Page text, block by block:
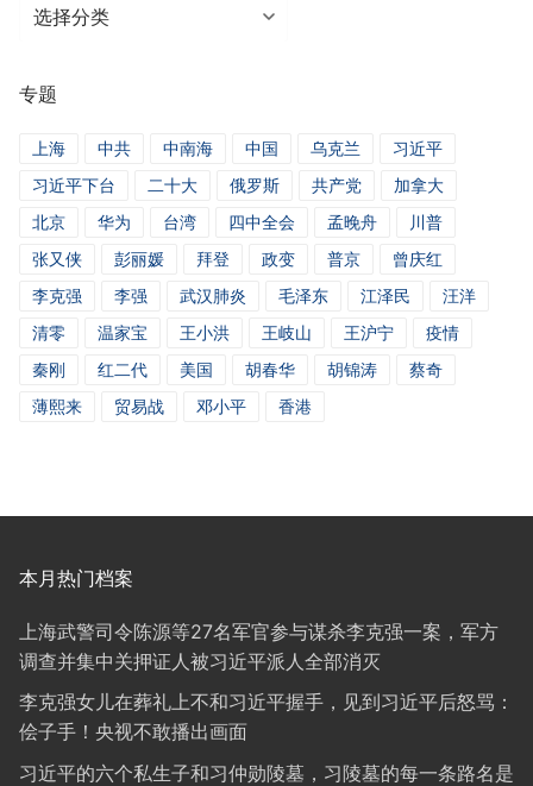
分
闻
专题
上海 中共 中南海 中国 乌克兰
习近平
习近平下台
二十大 俄罗斯 共产党
加拿大
北京
华为 台湾 四中全会 孟晚舟
川普
张又侠
彭丽媛 拜登 政变 普京
曾庆红
李克强
李强 武汉肺炎 毛泽东 江泽民
汪洋
清零
温家宝 王小洪 王岐山 王沪宁
疫情
秦刚
红二代 美国 胡春华 胡锦涛
蔡奇
薄熙来
贸易战 邓小平 香港
本月热门档案
上海武警司令陈源等27名军官参与谋杀李克强一案，军方
调查并集中关押证人被习近平派人全部消灭
李克强女儿在葬礼上不和习近平握手，见到习近平后怒骂：
侩子手！央视不敢播出画面
习近平的六个私生子和习仲勋陵墓，习陵墓的每一条路名是